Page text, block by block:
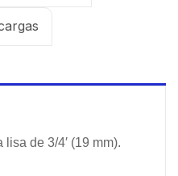
de 3/4′ (19 mm).